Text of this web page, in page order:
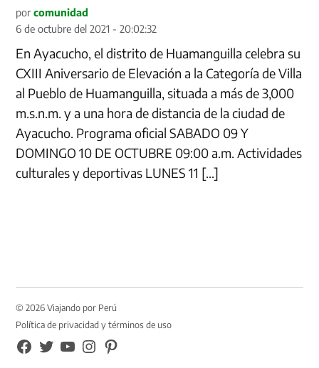
por comunidad
6 de octubre del 2021 - 20:02:32
En Ayacucho, el distrito de Huamanguilla celebra su
CXIII Aniversario de Elevación a la Categoría de Villa
al Pueblo de Huamanguilla, situada a más de 3,000
m.s.n.m. y a una hora de distancia de la ciudad de
Ayacucho. Programa oficial SABADO 09 Y
DOMINGO 10 DE OCTUBRE 09:00 a.m. Actividades
culturales y deportivas LUNES 11 […]
© 2026 Viajando por Perú
Política de privacidad y términos de uso
FB
TW YouTubeInstagramPinterest